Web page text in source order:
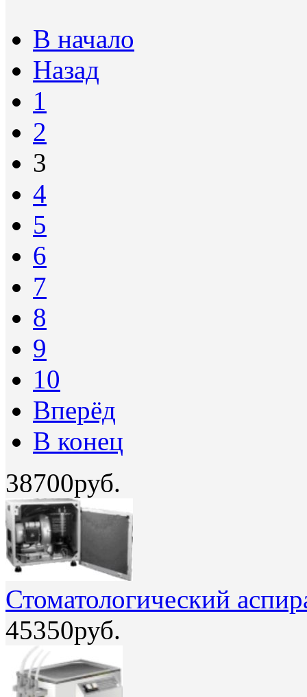
В начало
Назад
1
2
3
4
5
6
7
8
9
10
Вперёд
В конец
38700руб.
Стоматологический
45350руб.